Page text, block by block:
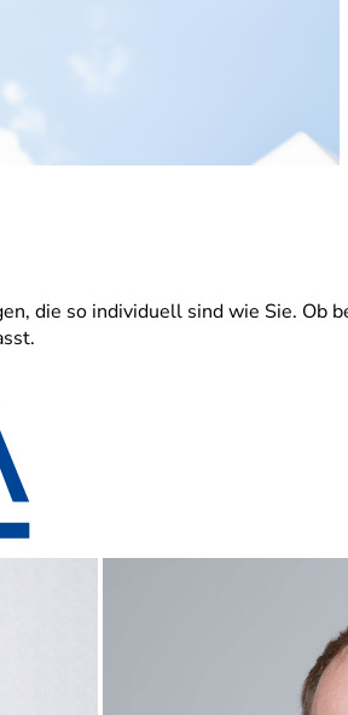
die so individuell sind wie Sie.